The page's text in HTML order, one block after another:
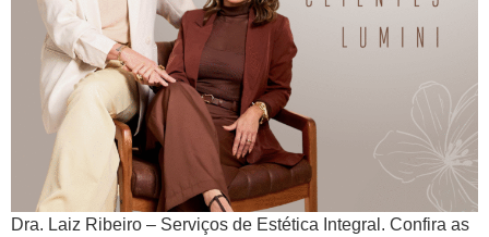
Dra. Laiz Ribeiro – Serviços de Estética Integral. Confira as